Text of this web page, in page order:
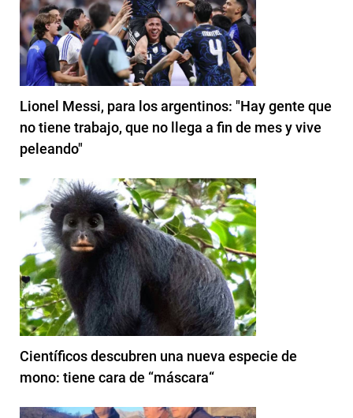
Lionel Messi, para los argentinos: "Hay gente que
no tiene trabajo, que no llega a fin de mes y vive
peleando"
Científicos descubren una nueva especie de
mono: tiene cara de “máscara“